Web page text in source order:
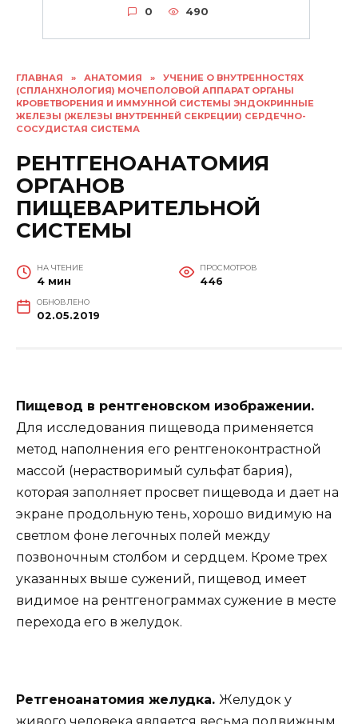
ГЛАВНАЯ » АНАТОМИЯ »
УЧЕНИЕ О ВНУТРЕННОСТЯХ
(СПЛАНХНОЛОГИЯ) МОЧЕПОЛОВОЙ АППАРАТ ОРГАНЫ
КРОВЕТВОРЕНИЯ И ИММУННОЙ СИСТЕМЫ ЭНДОКРИННЫЕ
ЖЕЛЕЗЫ (ЖЕЛЕЗЫ ВНУТРЕННЕЙ СЕКРЕЦИИ) СЕРДЕЧНО-
СОСУДИСТАЯ СИСТЕМА
РЕНТГЕНОАНАТОМИЯ
ОРГАНОВ
ПИЩЕВАРИТЕЛЬНОЙ
СИСТЕМЫ
НА ЧТЕНИЕ
4 мин
ПРОСМОТРОВ
446
ОБНОВЛЕНО
02.05.2019
Пищевод в рентгеновском изображении.
Для исследования пищевода применяется
метод наполнения его рентгеноконтрастной
массой (нерастворимый сульфат бария),
которая заполняет просвет пищевода и дает на
экране продольную тень, хорошо видимую на
светлом фоне легочных полей между
позвоночным столбом и сердцем. Кроме трех
указанных выше сужений, пищевод имеет
видимое на рентгенограммах сужение в месте
перехода его в желудок.
Ретгеноанатомия желудка. Желудок у
0 490